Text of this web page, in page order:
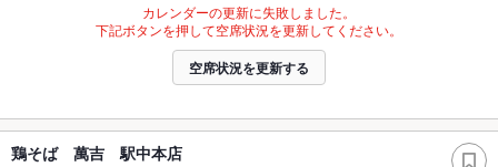
カレンダーの更新に失敗しました。
下記ボタンを押して空席状況を更新してください。
空席状況を更新する
鶏そば 萬吉 駅中本店